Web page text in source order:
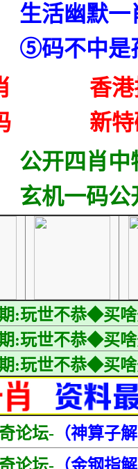
生活幽默一
⑤码不中是
香
新
公开四肖中
玄机一码公
:玩世不恭◆买
:玩世不恭◆买
:玩世不恭◆买
论坛- （神算子